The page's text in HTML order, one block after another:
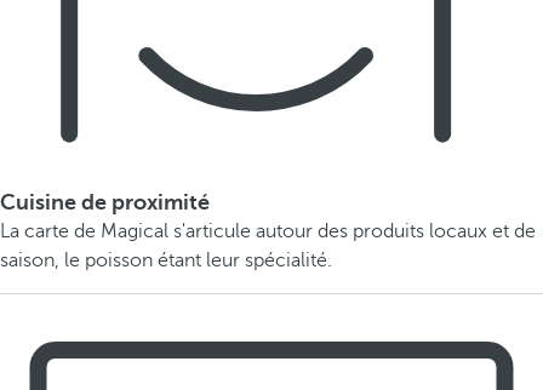
Cuisine de proximité
La carte de Magical s'articule autour des produits locaux et de
saison, le poisson étant leur spécialité.